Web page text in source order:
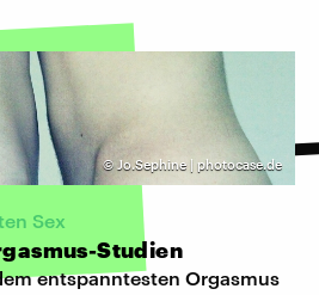
© Jo.Sephine | photocase.de
Sex
Studien
entspanntesten Orgasmus